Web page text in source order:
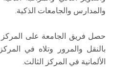
والمدارس والجامعات الذكية.
حصل فريق الجامعة على المركز
بالنقل والمرور وتلاه في
الألمانية في المركز الثالث.